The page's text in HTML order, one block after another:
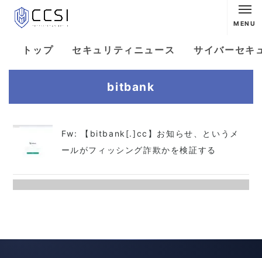
MENU
トップ セキュリティニュース サイバーセキ
bitbank
Fw: 【bitbank[.]cc】お知らせ、というメ
ールがフィッシング詐欺かを検証する